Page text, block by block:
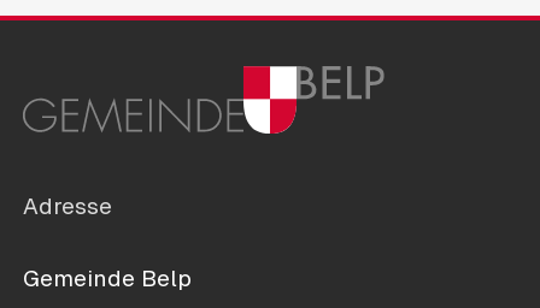
Adresse
Gemeinde Belp